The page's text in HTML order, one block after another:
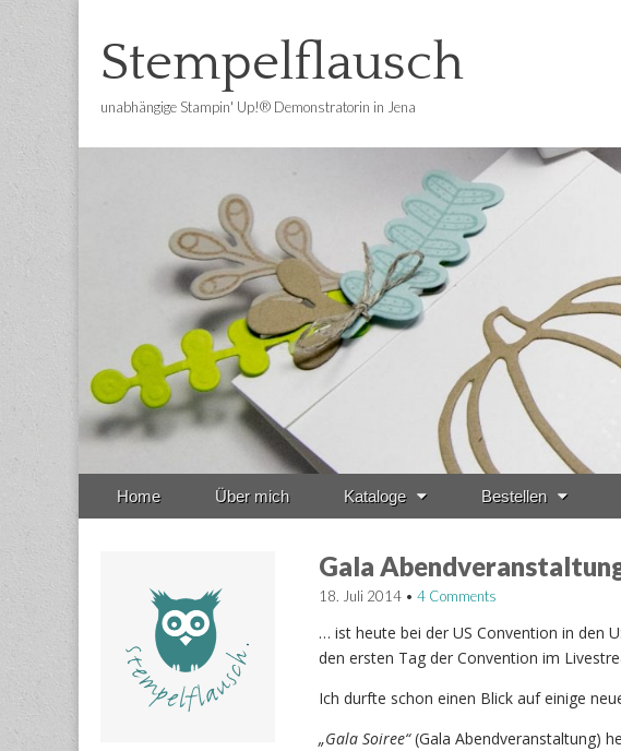
Stempelflausch
unabhängige Stampin' Up!® Demonstratorin in Jena
Home Über mich Kataloge Bestellen
Gala
18. Juli 2014• 4 Comments
… ist heute bei der US Convention in den
den ersten Tag der Convention im
Ich durfte schon einen Blick auf einige
„Gala Soiree“(Gala Abendveranstaltung)